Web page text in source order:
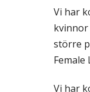
Vi har
kvinnor
större
Female
Vi har